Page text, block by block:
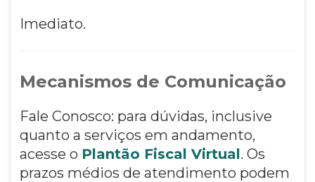
Imediato.
Mecanismos de Comunicação
Fale Conosco: para dúvidas, inclusive
quanto a serviços em andamento,
acesse o Plantão Fiscal Virtual. Os
prazos médios de atendimento podem